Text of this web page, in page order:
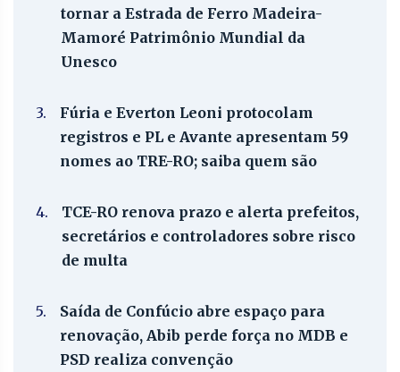
tornar a Estrada de Ferro Madeira-
Mamoré Patrimônio Mundial da
Unesco
3.
Fúria e Everton Leoni protocolam
registros e PL e Avante apresentam 59
nomes ao TRE-RO; saiba quem são
4.
TCE-RO renova prazo e alerta prefeitos,
secretários e controladores sobre risco
de multa
5.
Saída de Confúcio abre espaço para
renovação, Abib perde força no MDB e
PSD realiza convenção